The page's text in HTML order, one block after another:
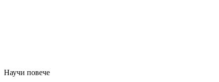
Научи повече